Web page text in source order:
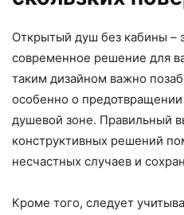
Открытый душ без кабины –
современное решение для
таким дизайном важно
особенно о
душевой зоне. Правильный
конструктивных решений
несчастных случаев и
Кроме того, следует